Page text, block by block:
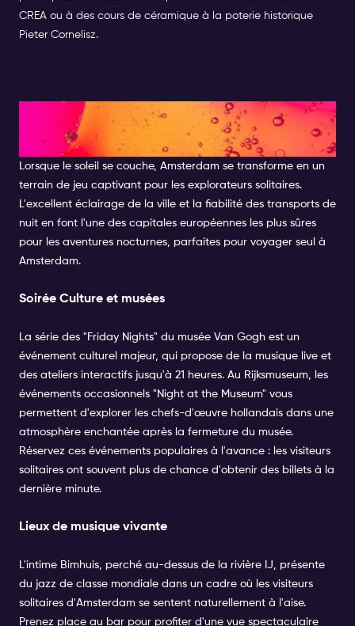
CREA ou à des cours de céramique à la poterie historique
Pieter Cornelisz.
Choses à faire seul à
Amsterdam la nuit
Lorsque le soleil se couche, Amsterdam se transforme en un
terrain de jeu captivant pour les explorateurs solitaires.
L'excellent éclairage de la ville et la fiabilité des transports de
nuit en font l'une des capitales européennes les plus sûres
pour les aventures nocturnes, parfaites pour voyager seul à
Amsterdam.
Soirée Culture et musées
La série des " Friday Nights" du musée Van Gogh est un
événement culturel majeur, qui propose de la musique live et
des ateliers interactifs jusqu'à 21 heures. Au Rijksmuseum, les
événements occasionnels "Night at the Museum" vous
permettent d'explorer les chefs-d'œuvre hollandais dans une
atmosphère enchantée après la fermeture du musée.
Réservez ces événements populaires à l'avance : les visiteurs
solitaires ont souvent plus de chance d'obtenir des billets à la
dernière minute.
Lieux de musique vivante
L'intime Bimhuis, perché au-dessus de la rivière IJ, présente
du jazz de classe mondiale dans un cadre où les visiteurs
solitaires d'Amsterdam se sentent naturellement à l'aise.
Prenez place au bar pour profiter d'une vue spectaculaire